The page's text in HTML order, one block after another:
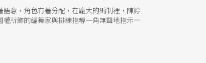
意，角色有著分配，在龐大的編制裡，陳婷
所飾的編舞家與排練指導一角無聲地指示著